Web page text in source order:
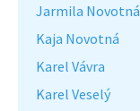
Jarmila Novotná
Kaja Novotná
Karel Vávra
Karel Veselý